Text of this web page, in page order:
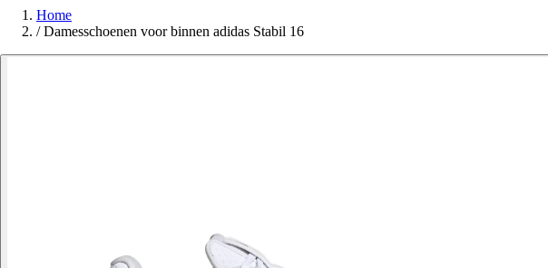
Home
/ Damesschoenen voor binnen adidas Stabil 16